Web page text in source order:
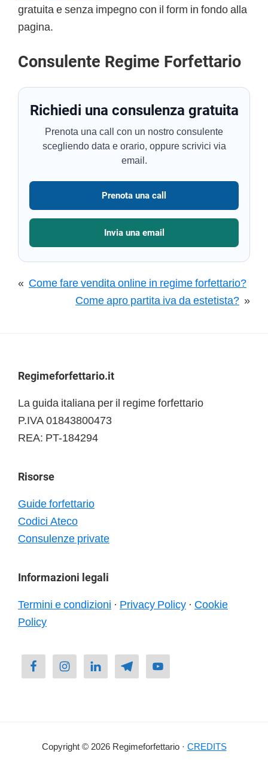
gratuita e senza impegno con il form in fondo alla
pagina.
Consulente Regime Forfettario
Richiedi una consulenza gratuita
Prenota una call con un nostro consulente
scegliendo data e orario, oppure scrivici via
email.
Prenota una call
Invia una email
« Come fare vendita online in regime forfettario?
Come apro partita iva da estetista? »
Footer
Regimeforfettario.it
La guida italiana per il regime forfettario
P.IVA 01843800473
REA: PT-184294
Risorse
Guide forfettario
Codici Ateco
Consulenze private
Informazioni legali
Termini e condizioni · Privacy Policy · Cookie
Policy
Copyright © 2026 Regimeforfettario · CREDITS